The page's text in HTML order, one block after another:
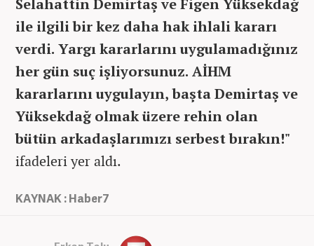
ile ilgili bir kez daha hak ihlali kararı
verdi. Yargı kararlarını uygulamadığınız
her gün suç işliyorsunuz. AİHM
kararlarını uygulayın, başta Demirtaş ve
Yüksekdağ olmak üzere rehin olan
bütün arkadaşlarımızı serbest bırakın!"
ifadeleri yer aldı.
KAYNAK : Haber7